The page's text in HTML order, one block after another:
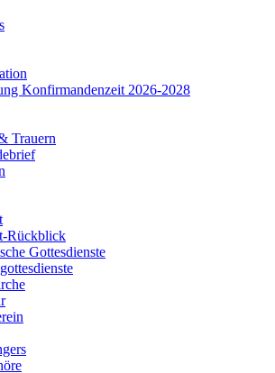
Konfirmandenzeit 2026-2028
Trauern
Rückblick
Gottesdienste